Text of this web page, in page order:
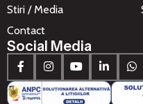
Stiri / Media
Contact
Social Media